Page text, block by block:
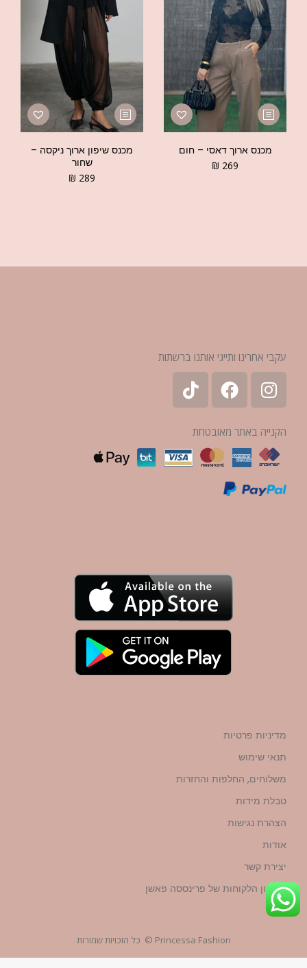
מכנס ארוך דאסי – חום
₪ 269
מכנס שיפון ארוך ניקסה –
שחור
₪ 289
עקבי אחרינו ותייגי אותנו ברשתות
הקנייה באתר מאובטחת
מדיניות פרטיות
תנאי שימוש
משלוחים, החלפות והחזרות
טבלת מידות
הצהרת נגישות
אודות
יצירת קשר
מועדון הלקוחות של פרינססה פאשן